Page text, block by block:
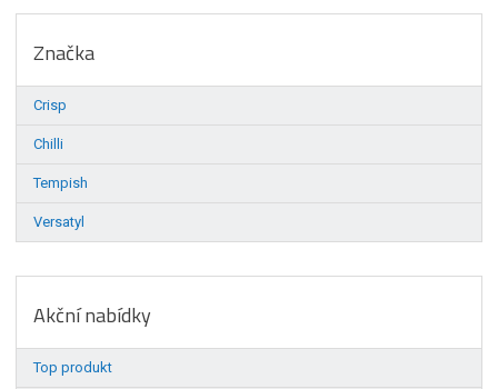
Značka
Crisp
Chilli
Tempish
Versatyl
Akční nabídky
Top produkt